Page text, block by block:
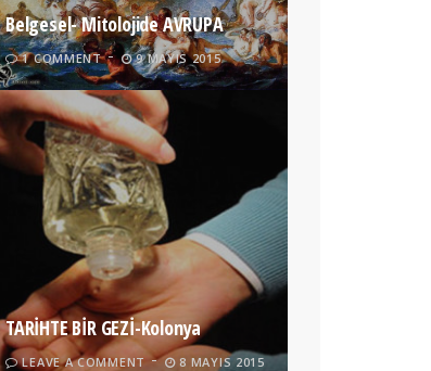
Belgesel- Mitolojide AVRUPA
1 COMMENT 9 MAYIS 2015
TARİHTE BİR GEZİ-Kolonya
LEAVE A COMMENT 8 MAYIS 2015